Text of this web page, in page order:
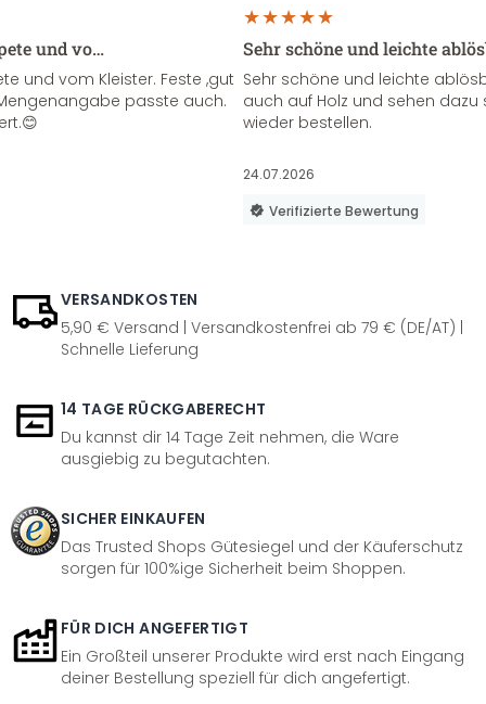
und vo…
und vom Kleister. Feste ,gut
passte auch.
Sehr schöne und leichte
Sehr schöne und leichte
auch auf Holz und sehen
wieder bestellen.
24.07.2026
Verifizierte Bewertung
VERSANDKOSTEN
5,90 € Versand | Versandkostenfrei ab 79 € (DE/AT) |
Schnelle Lieferung
14 TAGE RÜCKGABERECHT
Du kannst dir 14 Tage Zeit nehmen, die Ware
ausgiebig zu begutachten.
SICHER EINKAUFEN
Das Trusted Shops Gütesiegel und der Käuferschutz
sorgen für 100%ige Sicherheit beim Shoppen.
FÜR DICH ANGEFERTIGT
Ein Großteil unserer Produkte wird erst nach Eingang
deiner Bestellung speziell für dich angefertigt.